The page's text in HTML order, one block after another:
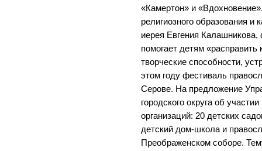
«Камертон» и
религиозного образования и
иерея Евгения
помогает детям «расправить
творческие способности,
этом году фестиваль
Серове. На предложение
городского округа об
организаций: 20 детских
детский дом-школа и
Преображенском соборе.